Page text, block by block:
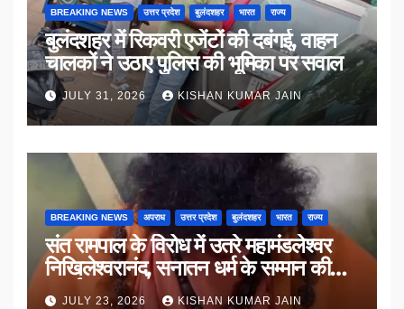
BREAKING NEWS उत्तर प्रदेश बुलंदशहर भारत राज्य
बुलंदशहर में रिकवरी एजेंटों की दबंगई, वाहन
चालकों ने उठाए पुलिस की भूमिका पर सवाल
JULY 31, 2026 KISHAN KUMAR JAIN
BREAKING NEWS अपराध उत्तर प्रदेश बुलंदशहर भारत राज्य
संत रामपाल के विरोध में उतरे महामंडलेश्वर
निखिलेश्वरानंद, सनातन धर्म के सम्मान की
उठाई मांग
JULY 23, 2026 KISHAN KUMAR JAIN